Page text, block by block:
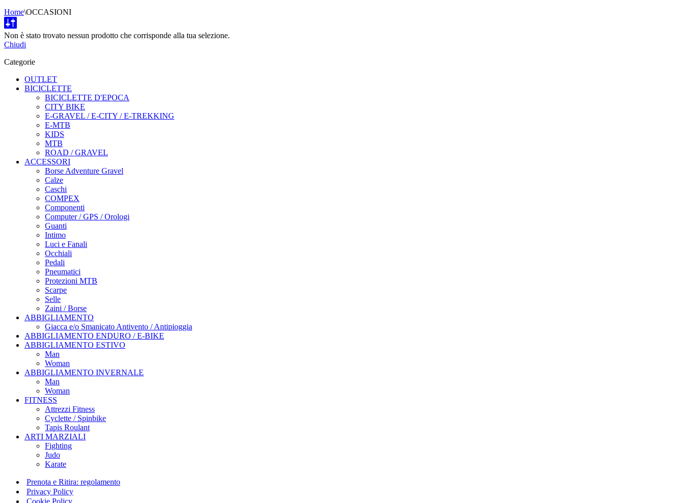
Home\OCCASIONI
Non è stato trovato nessun prodotto che corrisponde alla tua selezione.
Chiudi
Categorie
OUTLET
BICICLETTE
BICICLETTE D'EPOCA
CITY BIKE
E-GRAVEL / E-CITY / E-TREKKING
E-MTB
KIDS
MTB
ROAD / GRAVEL
ACCESSORI
Borse Adventure Gravel
Calze
Caschi
COMPEX
Componenti
Computer / GPS / Orologi
Guanti
Intimo
Luci e Fanali
Occhiali
Pedali
Pneumatici
Protezioni MTB
Scarpe
Selle
Zaini / Borse
ABBIGLIAMENTO
Giacca e/o Smanicato Antivento / Antipioggia
ABBIGLIAMENTO ENDURO / E-BIKE
ABBIGLIAMENTO ESTIVO
Man
Woman
ABBIGLIAMENTO INVERNALE
Man
Woman
FITNESS
Attrezzi Fitness
Cyclette / Spinbike
Tapis Roulant
ARTI MARZIALI
Fighting
Judo
Karate
Prenota e Ritira: regolamento
Privacy Policy
Cookie Policy